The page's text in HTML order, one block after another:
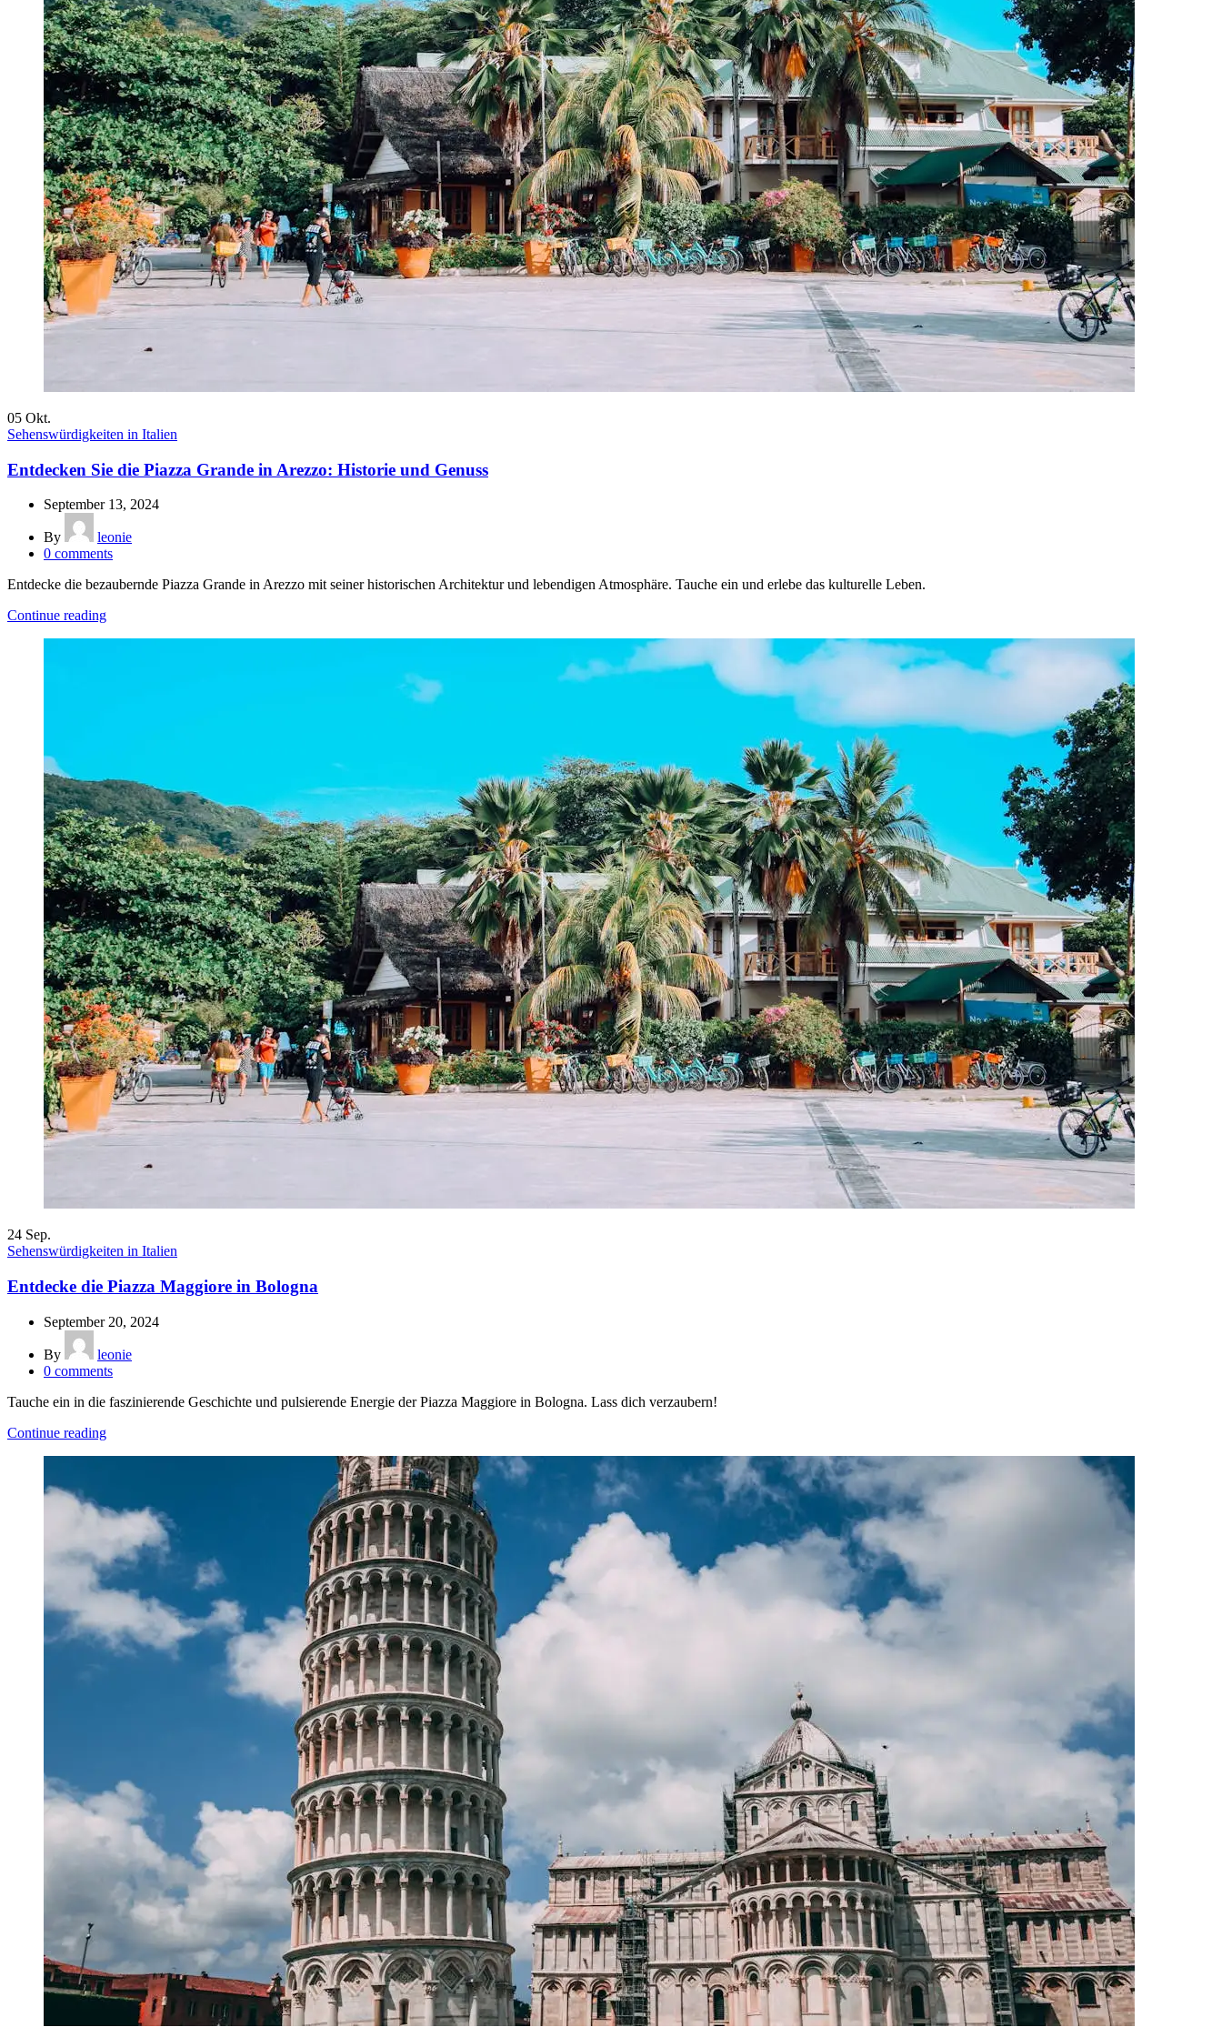
05 Okt.
Sehenswürdigkeiten in Italien
Entdecken Sie die Piazza Grande in Arezzo: Historie und Genuss
September 13, 2024
By
leonie
0 comments
Entdecke die bezaubernde Piazza Grande in Arezzo mit seiner historischen Architektur und lebendigen Atmosphäre. Tauche ein und erlebe das kulturelle Leben.
Continue reading
24 Sep.
Sehenswürdigkeiten in Italien
Entdecke die Piazza Maggiore in Bologna
September 20, 2024
By
leonie
0 comments
Tauche ein in die faszinierende Geschichte und pulsierende Energie der Piazza Maggiore in Bologna. Lass dich verzaubern!
Continue reading